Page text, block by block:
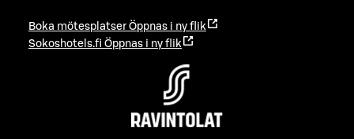
Boka mötesplatser Öppnas i ny flik
Sokoshotels.fi Öppnas i ny flik